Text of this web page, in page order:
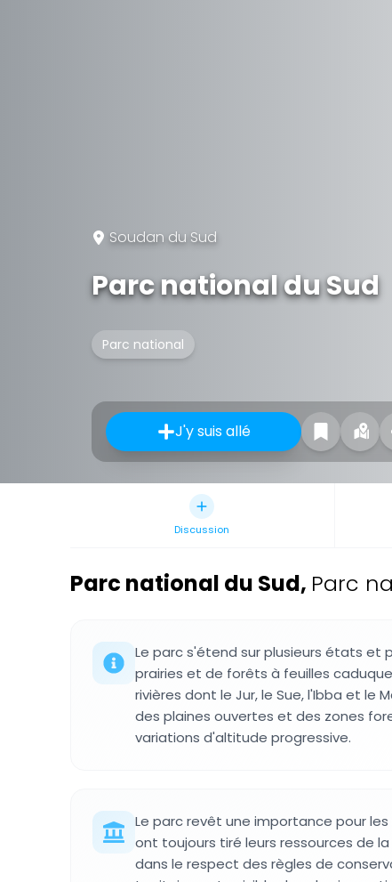
Soudan du Sud
Parc national du Sud
Parc national
J'y suis allé
Discussion
Parc national du Sud, Parc
Le parc s'étend sur plusieurs états et
prairies et de forêts à feuilles
rivières dont le Jur, le Sue, l'Ibba et le
des plaines ouvertes et des zones
variations d'altitude progressive.
Le parc revêt une importance pour
ont toujours tiré leurs ressources de
dans le respect des règles de